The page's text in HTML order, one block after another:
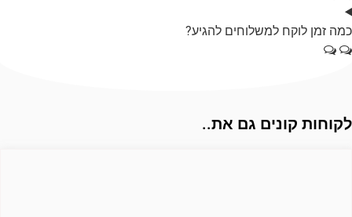
כמה זמן לוקח למשלוחים להגיע?
לקוחות קונים גם את..